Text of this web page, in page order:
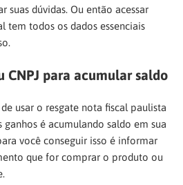
suas dúvidas. Ou então acessar
tem todos os dados essenciais
CNPJ para acumular saldo
usar o resgate nota fiscal paulista
ganhos é acumulando saldo em sua
você conseguir isso é informar
que for comprar o produto ou